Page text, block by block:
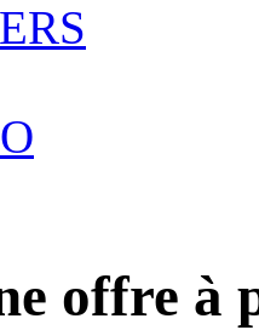
offre à